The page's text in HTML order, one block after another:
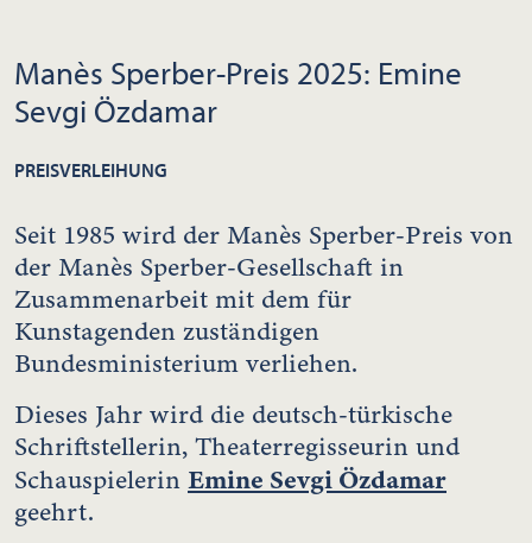
Manès Sperber-Preis 2025: Emine
Sevgi Özdamar
PREISVERLEIHUNG
Seit 1985 wird der Manès Sperber-Preis von
der Manès Sperber-Gesellschaft in
Zusammenarbeit mit dem für
Kunstagenden zuständigen
Bundesministerium verliehen.
Dieses Jahr wird die deutsch-türkische
Schriftstellerin, Theaterregisseurin und
Schauspielerin Emine Sevgi Özdamar
geehrt.